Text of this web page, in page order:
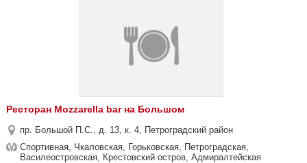
Ресторан Mozzarella bar на Большом
пр. Большой П.С., д. 13, к. 4, Петроградский район
Спортивная, Чкаловская, Горьковская, Петроградская,
Василеостровская, Крестовский остров, Адмиралтейская